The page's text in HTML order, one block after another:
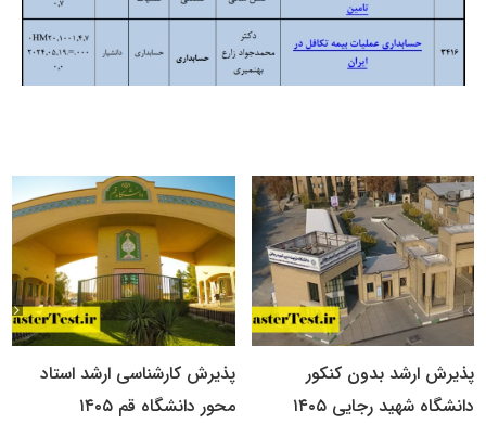
پذیرش ارشد بدون کنکور
دانشگاه شهید رجایی ۱۴۰۵
پذیرش کارشناسی ارشد استاد
محور دانشگاه قم ۱۴۰۵